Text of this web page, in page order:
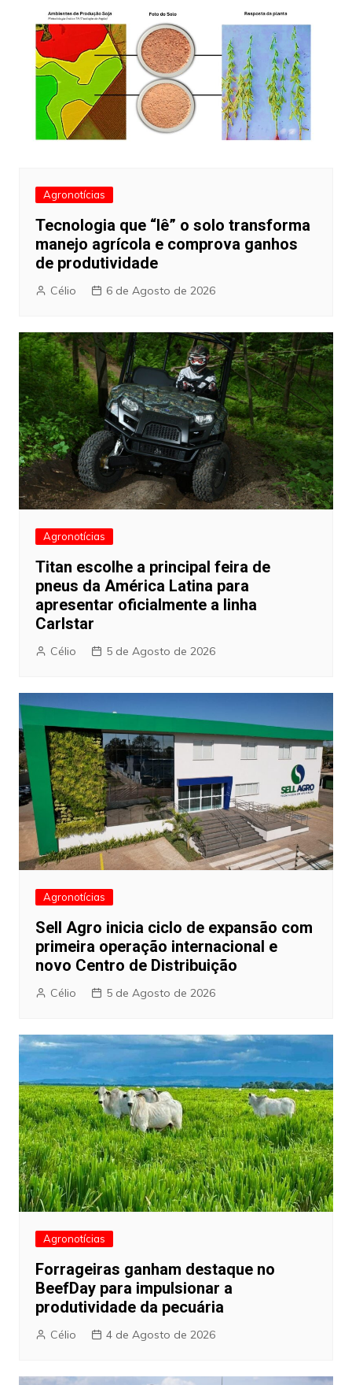
Agronotícias
Tecnologia que “lê” o solo transforma
manejo agrícola e comprova ganhos
de produtividade
Célio 6 de Agosto de 2026
Agronotícias
Titan escolhe a principal feira de
pneus da América Latina para
apresentar oficialmente a linha
Carlstar
Célio 5 de Agosto de 2026
Agronotícias
Sell Agro inicia ciclo de expansão com
primeira operação internacional e
novo Centro de Distribuição
Célio 5 de Agosto de 2026
Agronotícias
Forrageiras ganham destaque no
BeefDay para impulsionar a
produtividade da pecuária
Célio 4 de Agosto de 2026